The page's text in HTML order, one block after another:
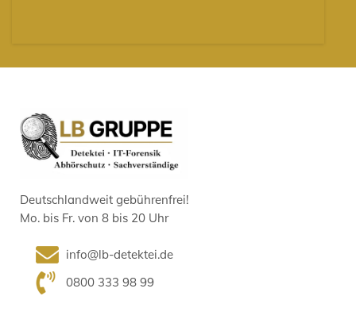
Deutschlandweit gebührenfrei!
Mo. bis Fr. von 8 bis 20 Uhr
info@lb-detektei.de
0800 333 98 99